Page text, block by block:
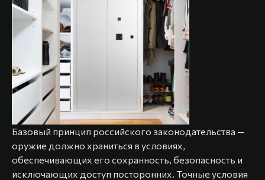
Базовый принцип российского законодательства —
оружие должно храниться в условиях,
обеспечивающих его сохранность, безопасность и
исключающих доступ посторонних. Точные условия